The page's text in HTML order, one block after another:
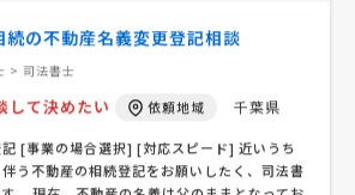
続の不動産名義変更登記相談
> 司法書士
して決めたい 依頼地域
[事業の場合選択] [対応スピード] 近いうち